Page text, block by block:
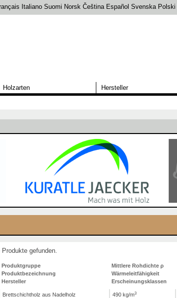
Italiano Suomi Norsk Čeština Español Svenska Polski
Holzarten Hersteller
gefunden.
Produktgruppe Mittlere Rohdichte ρ
Produktbezeichnung Wärmeleitfähigkeit
Hersteller
Erscheinungsklassen
Brettschichtholz aus Nadelholz 490 kg/m3